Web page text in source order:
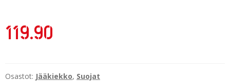
119.90
Osastot: Jääkiekko, Suojat